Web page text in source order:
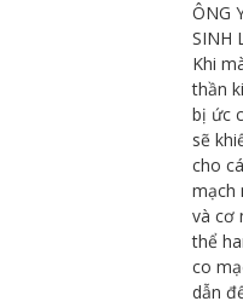
ÔNG
SINH
Khi
thần
bị ức
sẽ
cho
mạch
và cơ
thể
co
dẫn